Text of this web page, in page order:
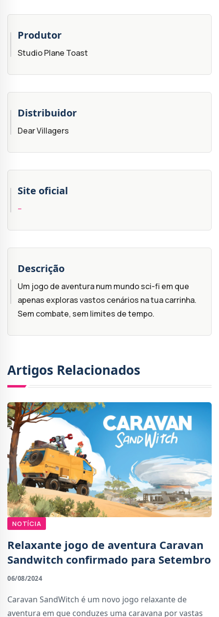
Produtor
Studio Plane Toast
Distribuidor
Dear Villagers
Site oficial
--
Descrição
Um jogo de aventura num mundo sci-fi em que
apenas exploras vastos cenários na tua carrinha.
Sem combate, sem limites de tempo.
Artigos Relacionados
NOTÍCIA
Relaxante jogo de aventura Caravan
Sandwitch confirmado para Setembro
06/08/2024
Caravan SandWitch é um novo jogo relaxante de
aventura em que conduzes uma caravana por vastas